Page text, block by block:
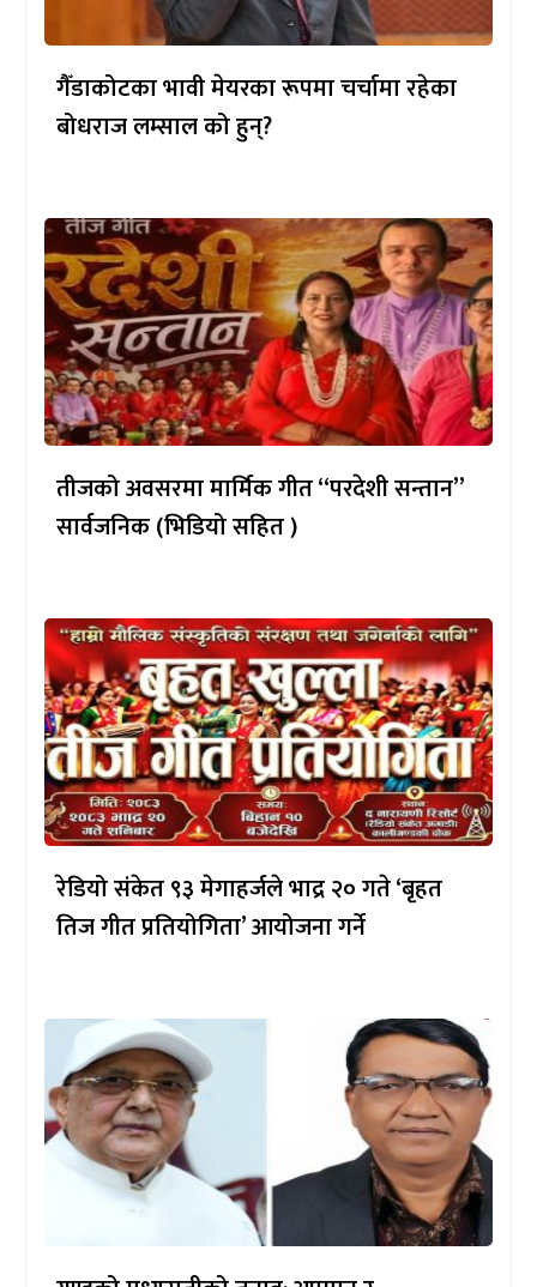
गैँडाकोटका भावी मेयरका रूपमा चर्चामा रहेका
बोधराज लम्साल को हुन्?
तीजको अवसरमा मार्मिक गीत “परदेशी सन्तान”
सार्वजनिक (भिडियो सहित )
रेडियो संकेत ९३ मेगाहर्जले भाद्र २० गते ‘बृहत
तिज गीत प्रतियोगिता’ आयोजना गर्ने